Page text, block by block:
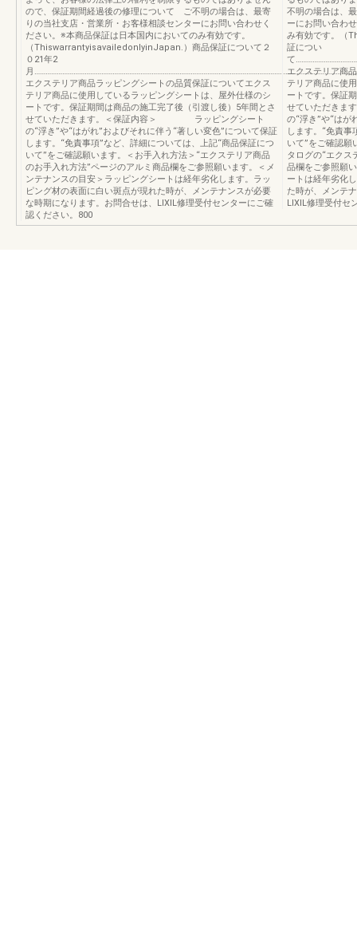
ので、保証期間経過後の修理について ご不明の場合は、最寄
りの当社支店・営業所・お客様相談センターにお問い合わせく
ださい。※本商品保証は日本国内においてのみ有効です。
（ThiswarrantyisavailedonlyinJapan.）商品保証について２
０21年2
月
エクステリア商品ラッピングシートの品質保証についてエクス
テリア商品に使用しているラッピングシートは、屋外仕様のシ
ートです。保証期間は商品の施工完了後（引渡し後）5年間とさ
せていただきます。＜保証内容＞ ラッピングシート
の“浮き”や“はがれ”およびそれに伴う“著しい変色”について保証
します。“免責事項”など、詳細については、上記“商品保証につ
いて”をご確認願います。＜お手入れ方法＞“エクステリア商品
のお手入れ方法”ページのアルミ商品欄をご参照願います。＜メ
ンテナンスの目安＞ラッピングシートは経年劣化します。ラッ
ピング材の表面に白い斑点が現れた時が、メンテナンスが必要
な時期になります。お問合せは、LIXIL修理受付センターにご確
認ください。800
不明の場合は、
ーにお問い合わ
み有効です。（
証につい
て
エクステリア商
テリア商品に使
ートです。保証
せていただき
の“浮き”や“はが
します。“免責事
いて”をご確認願
タログの“エクス
品欄をご参照願
ートは経年劣化
た時が、メンテ
LIXIL修理受付セ